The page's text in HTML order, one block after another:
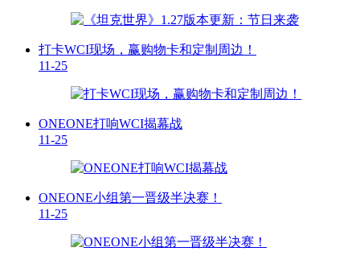
打卡WCI现场，赢购物卡和定制周边！
11-25
ONEONE打响WCI揭幕战
11-25
ONEONE小组第一晋级半决赛！
11-25